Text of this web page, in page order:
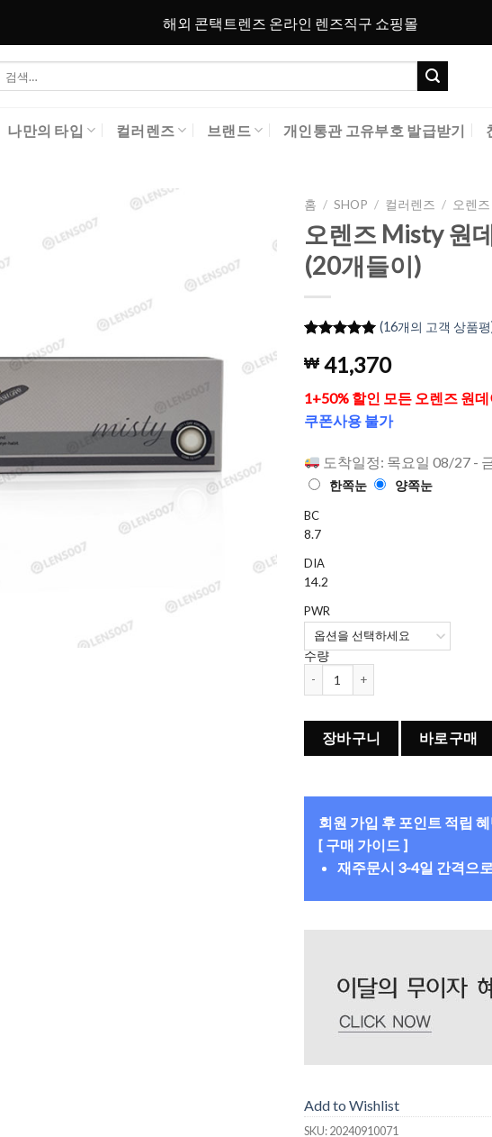
해외 콘택트렌즈 온라인 렌즈직구 쇼핑몰
색:
나만의 타입 컬러렌즈 브랜드 개인통관 고유부호 발급받기
Wishlist
홈 / SHOP / 컬러렌즈 / 오렌즈
오렌즈 Misty 원
(20개들이)
평가를 기
준으로 5점
만점에점
으로 평가
됨
(16개의 고객 상품평
₩ 41,370
1+50% 할인 모든 오렌즈 원
쿠폰사용 불가
도착일정: 목요일 08/27 -
한쪽눈 양쪽눈
BC
8.7
DIA
14.2
PWR
수량
오렌즈 Misty 원데이 컬러렌즈 Ash
장바구니 바로구매
회원 가입 후 포인트 적립
[ 구매 가이드 ]
재주문시 3-4일 간격으
Add to Wishlist
SKU:20240910071